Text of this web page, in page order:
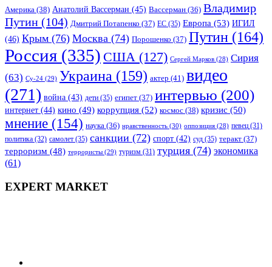
Америка (38) Анатолий Вассерман (45) Вассерман (36) Владимир
Путин (104) Дмитрий Потапенко (37) ЕС (35) Европа (53) ИГИЛ
(46) Крым (76) Москва (74) Порошенко (37) Путин (164)
Россия (335) США (127) Сергей Марков (28) Сирия
(63) Су-24 (29) Украина (159) актер (41) видео
(271) война (43) дети (35) египет (37) интервью (200)
интернет (44) кино (49) коррупция (52) космос (38) кризис (50)
мнение (154) наука (36) нравственность (30) оппозиция (28) певец (31)
политика (32) самолет (35) санкции (72) спорт (42) суд (35) теракт (37)
терроризм (48) террористы (29) туризм (31) турция (74) экономика
(61)
EXPERT MARKET